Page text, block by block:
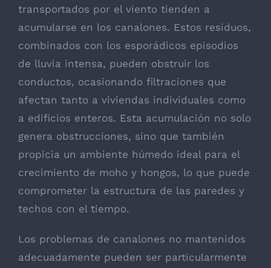
transportados por el viento tienden a
acumularse en los canalones. Estos residuos,
combinados con los esporádicos episodios
de lluvia intensa, pueden obstruir los
conductos, ocasionando filtraciones que
afectan tanto a viviendas individuales como
a edificios enteros. Esta acumulación no solo
genera obstrucciones, sino que también
propicia un ambiente húmedo ideal para el
crecimiento de moho y hongos, lo que puede
comprometer la estructura de las paredes y
techos con el tiempo.
Los problemas de canalones no mantenidos
adecuadamente pueden ser particularmente